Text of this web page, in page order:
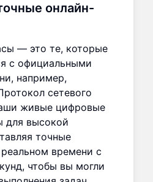
онлайн-
— это те, которые
с официальными
например,
сетевого
живые цифровые
для высокой
точные
времени с
чтобы вы могли